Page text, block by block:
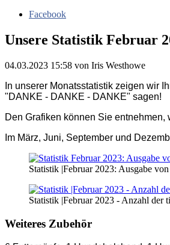
Facebook
Unsere Statistik Februar
04.03.2023 15:58 von Iris Westhowe
In unserer Monatsstatistik zeigen wir
"DANKE - DANKE - DANKE" sagen!
Den Grafiken können Sie
Im März, Juni, September und
Statistik |Februar 2023: Ausgabe
Statistik |Februar 2023 - Anzahl der
Weiteres Zubehör